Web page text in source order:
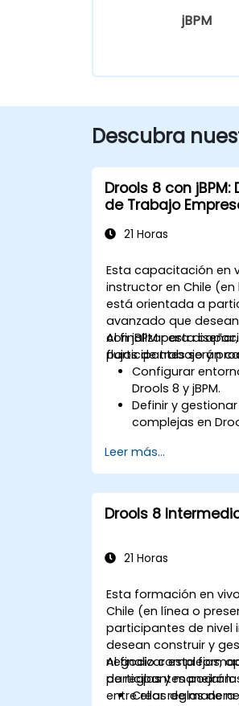
jBPM
Descubra
Drools 8 con jBPM:
de Trabajo
21 Horas
Esta capacitación en
instructor en Chile
está orientada a
avanzado que
con jBPM para
flujos de trabajo y
Al finalizar esta
participantes serán
Configurar
Drools 8 y jBPM.
Definir y
complejas en
utilizando jBPM.
Integrar las
procesos de
decisiones
Optimizar y
reglas.
Leer más...
Drools 8
21 Horas
Esta formación en
Chile (en línea o
participantes de nivel
desean construir y
negocio complejas,
de reglas y manejar
entre ellas de
Al finalizar esta
participantes podrán:
Crear reglas de